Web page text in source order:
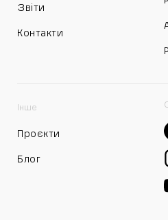
Звіти
Контакти
Інше
Проєкти
Блог